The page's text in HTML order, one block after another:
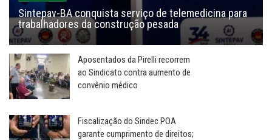
Sintepav-BA conquista serviço de telemedicina para
trabalhadores da construção pesada
Aposentados da Pirelli recorrem
ao Sindicato contra aumento de
convênio médico
Fiscalização do Sindec POA
garante cumprimento de direitos;